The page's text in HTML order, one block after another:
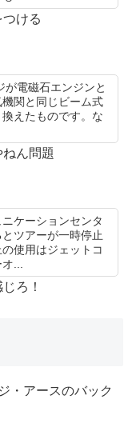
ける
電磁石エンジンと
関と同じビーム式
えたものです。な
ん問題
ケーションセンタ
ツアーが一時停止
使用はジェットコ
...
ろ！
・アースのバック